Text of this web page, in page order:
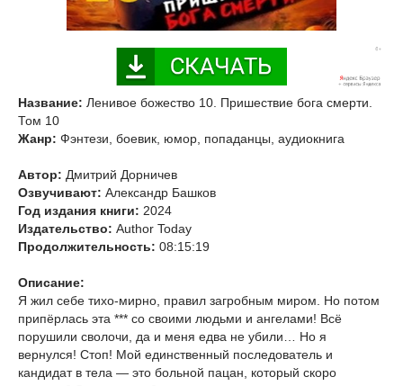
Название: Ленивое божество 10. Пришествие бога смерти.
Том 10
Жанр: Фэнтези, боевик, юмор, попаданцы, аудиокнига
Автор: Дмитрий Дорничев
Озвучивают: Александр Башков
Год издания книги: 2024
Издательство: Author Today
Продолжительность: 08:15:19
Описание:
Я жил себе тихо-мирно, правил загробным миром. Но потом
припёрлась эта *** со своими людьми и ангелами! Всё
порушили сволочи, да и меня едва не убили… Но я
вернулся! Стоп! Мой единственный последователь и
кандидат в тела — это больной пацан, который скоро